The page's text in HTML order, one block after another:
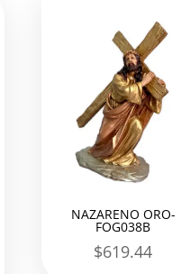
NAZARENO ORO-
FOG038B
$619.44